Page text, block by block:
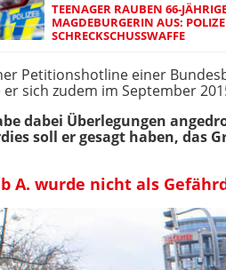
TEENAGER RAUBEN 66-
MAGDEBURGERIN AUS:
SCHRECKSCHUSSWAFFE
Petitionshotline einer
er sich zudem im September
dabei Überlegungen
soll er gesagt haben, das
A. wurde nicht als